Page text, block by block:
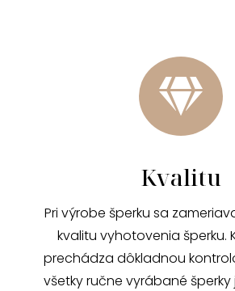

Kvalitu
Pri výrobe šperku sa
kvalitu vyhotovenia šperku.
prechádza dôkladnou
všetky ručne vyrábané